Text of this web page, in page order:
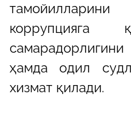
коррупцияга
ҳамда одил
хизмат қилади.